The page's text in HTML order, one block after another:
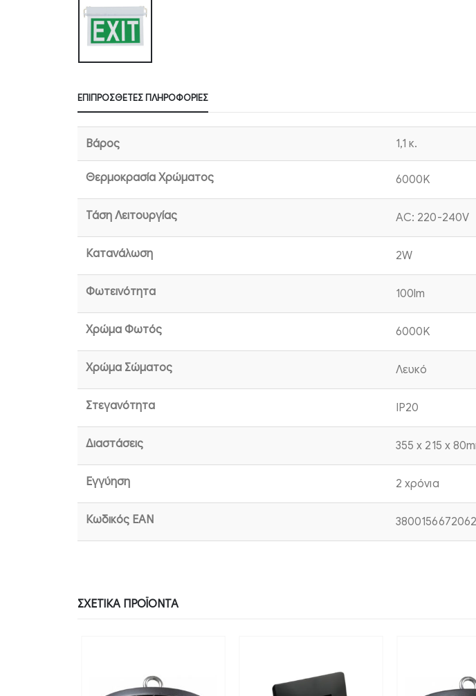
ΕΠΙΠΡΌΣΘΕΤΕΣ ΠΛΗΡΟΦΟΡΊΕΣ
Βάρος 1,1 κ.
Θερμοκρασία Χρώματος 6000K
Τάση Λειτουργίας AC: 220-240V
Κατανάλωση 2W
Φωτεινότητα 100lm
Χρώμα Φωτός 6000K
Χρώμα Σώματος Λευκό
Στεγανότητα IP20
Διαστάσεις 355 x 215 x
Εγγύηση 2 χρόνια
Κωδικός EAN 3800156672062
ΣΧΕΤΙΚΆ ΠΡΟΪΌΝΤΑ